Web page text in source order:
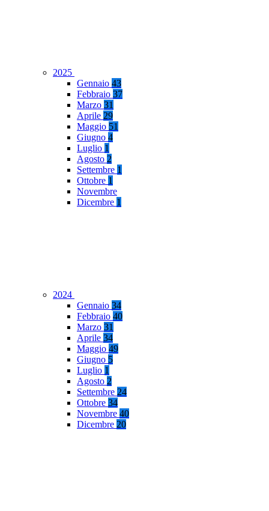
2025
Gennaio 43
Febbraio 37
Marzo 31
Aprile 29
Maggio 51
Giugno 4
Luglio 1
Agosto 2
Settembre 1
Ottobre 1
Novembre
Dicembre 1
2024
Gennaio 34
Febbraio 40
Marzo 31
Aprile 34
Maggio 49
Giugno 5
Luglio 1
Agosto 2
Settembre 24
Ottobre 34
Novembre 40
Dicembre 20